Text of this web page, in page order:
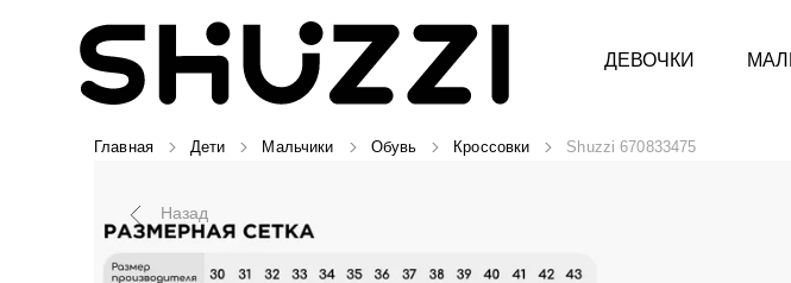
ДЕВОЧКИ
Главная Дети Мальчики Обувь Кроссовки Shuzzi 670833475
Назад